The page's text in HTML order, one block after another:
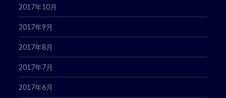
2017年10月
2017年9月
2017年8月
2017年7月
2017年6月